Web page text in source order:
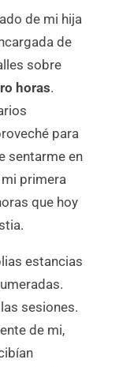
de mi hija
de
sobre
horas.
para
sentarme en
primera
que hoy
estancias
sesiones.
de mi,